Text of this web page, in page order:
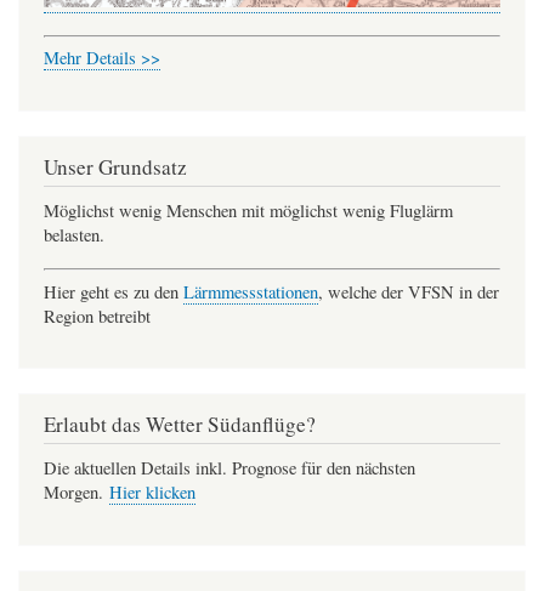
Mehr Details >>
Unser Grundsatz
Möglichst wenig Menschen mit möglichst wenig Fluglärm
belasten.
Hier geht es zu den Lärmmessstationen, welche der VFSN in der
Region betreibt
Erlaubt das Wetter Südanflüge?
Die aktuellen Details inkl. Prognose für den nächsten
Morgen. Hier klicken